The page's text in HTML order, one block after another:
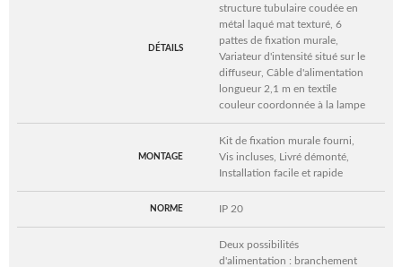
DÉTAILS
structure tubulaire coudée en
métal laqué mat texturé, 6
pattes de fixation murale,
Variateur d'intensité situé sur le
diffuseur, Câble d'alimentation
longueur 2,1 m en textile
couleur coordonnée à la lampe
MONTAGE
Kit de fixation murale fourni,
Vis incluses, Livré démonté,
Installation facile et rapide
NORME IP 20
Deux possibilités
d'alimentation : branchement